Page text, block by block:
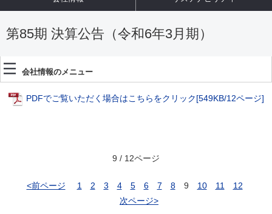
第85期 決算公告（令和6年3月期）
会社情報のメニュー
PDFでご覧いただく場合はこちらをクリック[549KB/12ページ]
9 / 12ページ
<前ページ 1 2 3 4 5 6 7 8 9 10 11
12
次ページ>